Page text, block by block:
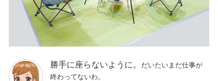
勝手に座らないように。
だいたいまだ仕事が
終わってないわ。